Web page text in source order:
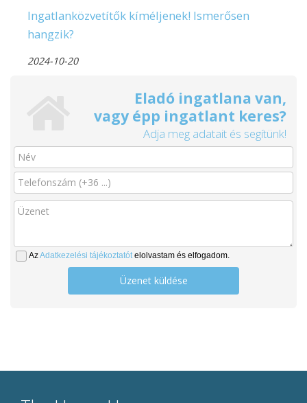
Ingatlanközvetítők kíméljenek! Ismerősen
hangzik?
2024-10-20
Eladó ingatlana van,
vagy épp ingatlant keres?
Adja meg adatait és segítünk!
AzAdatkezelési tájékoztatótelolvastam és elfogadom.
Üzenet küldése